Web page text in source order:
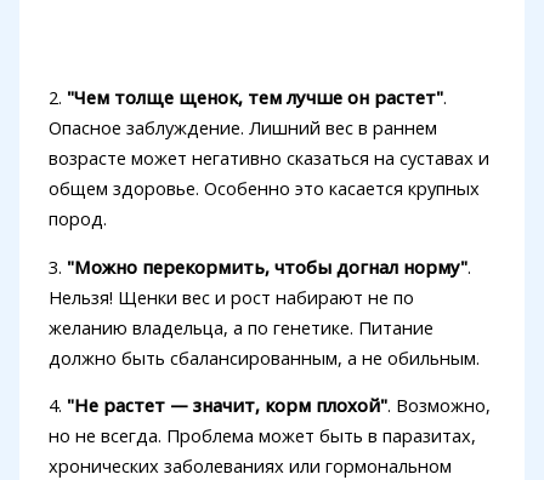
2. "Чем толще щенок, тем лучше он растет".
Опасное заблуждение. Лишний вес в раннем
возрасте может негативно сказаться на суставах и
общем здоровье. Особенно это касается крупных
пород.
3. "Можно перекормить, чтобы догнал норму".
Нельзя! Щенки вес и рост набирают не по
желанию владельца, а по генетике. Питание
должно быть сбалансированным, а не обильным.
4. "Не растет — значит, корм плохой". Возможно,
но не всегда. Проблема может быть в паразитах,
хронических заболеваниях или гормональном